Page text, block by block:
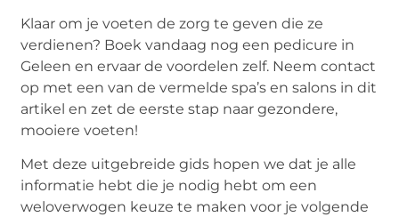
Klaar om je voeten de zorg te geven die ze
verdienen? Boek vandaag nog een pedicure in
Geleen en ervaar de voordelen zelf. Neem contact
op met een van de vermelde spa’s en salons in dit
artikel en zet de eerste stap naar gezondere,
mooiere voeten!
Met deze uitgebreide gids hopen we dat je alle
informatie hebt die je nodig hebt om een
weloverwogen keuze te maken voor je volgende